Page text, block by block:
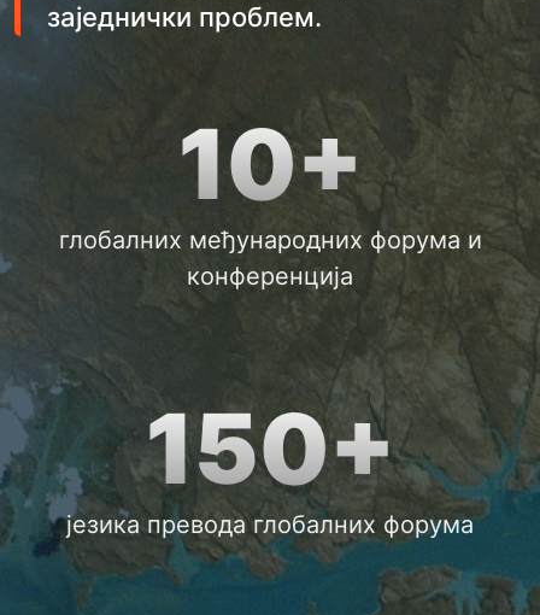
заједнички проблем.
10+
глобалних међународних форума и
конференција
150+
језика превода глобалних форума